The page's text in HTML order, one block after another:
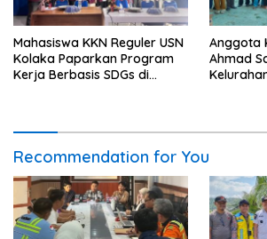
Mahasiswa KKN Reguler USN
Kolaka Paparkan Program
Kerja Berbasis SDGs di
Anggota
Ahmad
Recommendation for You